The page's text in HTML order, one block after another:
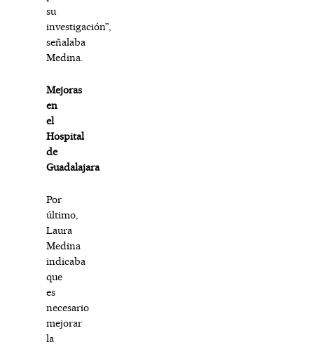
su
investigación”,
señalaba
Medina.
Mejoras
en
el
Hospital
de
Guadalajara
Por
último,
Laura
Medina
indicaba
que
es
necesario
mejorar
la